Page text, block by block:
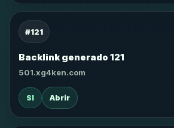
#121
Backlink generado 121
501.xg4ken.com
SI Abrir